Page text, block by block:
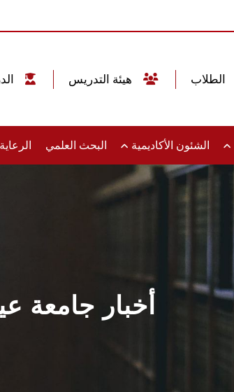
الشئون الأكاديمية البحث العلمي
أخبار